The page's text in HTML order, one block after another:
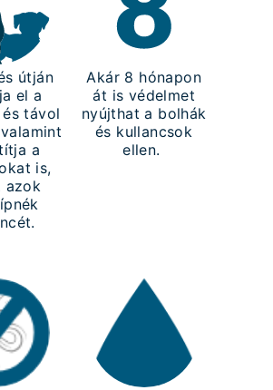
útján
el a
távol
a
is,
azok
Akár 8 hónapon
át is védelmet
nyújthat a bolhák
és kullancsok
ellen.